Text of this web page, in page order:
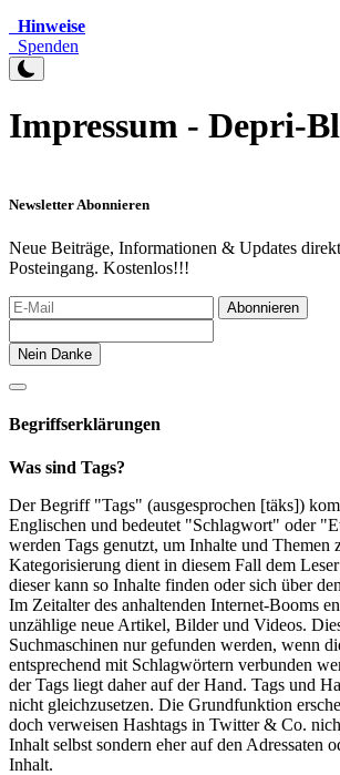
Hinweise
Spenden
Impressum - Depri-
Newsletter Abonnieren
Neue Beiträge, Informationen & Updates
Posteingang. Kostenlos!!!
Abonnieren
Nein Danke
Begriffserklärungen
Was sind Tags?
Der Begriff "Tags" (ausgesprochen [täks])
Englischen und bedeutet "Schlagwort" oder
werden Tags genutzt, um Inhalte und Themen
Kategorisierung dient in diesem Fall dem
dieser kann so Inhalte finden oder sich über
Im Zeitalter des anhaltenden Internet-Booms
unzählige neue Artikel, Bilder und Videos.
Suchmaschinen nur gefunden werden, wenn
entsprechend mit Schlagwörtern verbunden
der Tags liegt daher auf der Hand. Tags und
nicht gleichzusetzen. Die Grundfunktion
doch verweisen Hashtags in Twitter & Co.
Inhalt selbst sondern eher auf den Adressaten
Inhalt.